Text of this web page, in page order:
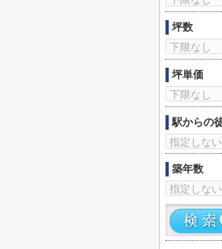
坪数
坪単価
駅からの
築年数